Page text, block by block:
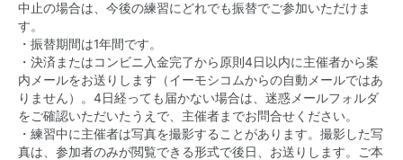
中止の場合は、今後の練習にどれでも振替でご参加いただけま
す。
・振替期間は1年間です。
・決済またはコンビニ入金完了から原則4日以内に主催者から案
内メールをお送りします（イーモシコムからの自動メールではあ
りません）。4日経っても届かない場合は、迷惑メールフォルダ
をご確認いただいたうえで、主催者までお問合せください。
・練習中に主催者は写真を撮影することがあります。撮影した写
真は、参加者のみが閲覧できる形式で後日、お送りします。ご本